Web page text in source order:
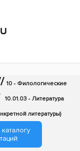
10 - Филологические
10.01.03 - Литература
литературы)